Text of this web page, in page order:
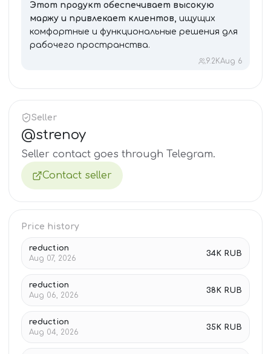
Этот продукт обеспечивает высокую
маржу и привлекает клиентов, ищущих
комфортные и функциональные решения для
рабочего пространства.
9.2KAug 6
Seller
@strenoy
Seller contact goes through Telegram.
Contact seller
Price history
reduction
Aug 07, 2026
34K RUB
reduction
Aug 06, 2026
38K RUB
reduction
Aug 04, 2026
35K RUB